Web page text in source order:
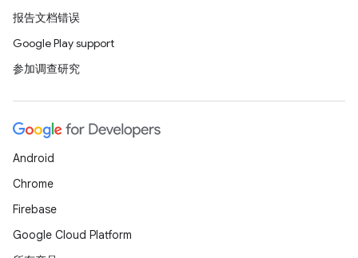
报告文档错误
Google Play support
参加调查研究
Android
Chrome
Firebase
Google Cloud Platform